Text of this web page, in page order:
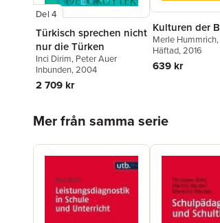
Del 4
Türkisch sprechen nicht
nur die Türken
Inci Dirim, Peter Auer
Inbunden, 2004
2 709 kr
Kulturen der
Merle Hummrich,
Pfaff,İnci Dirim
Freitag
Häftad, 2016
639 kr
Mer från samma serie